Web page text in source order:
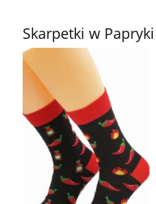
Skarpetki w Papryki